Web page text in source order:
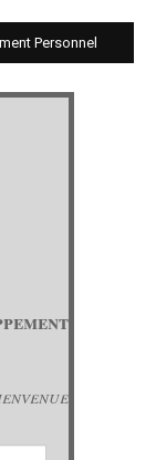
Personnel